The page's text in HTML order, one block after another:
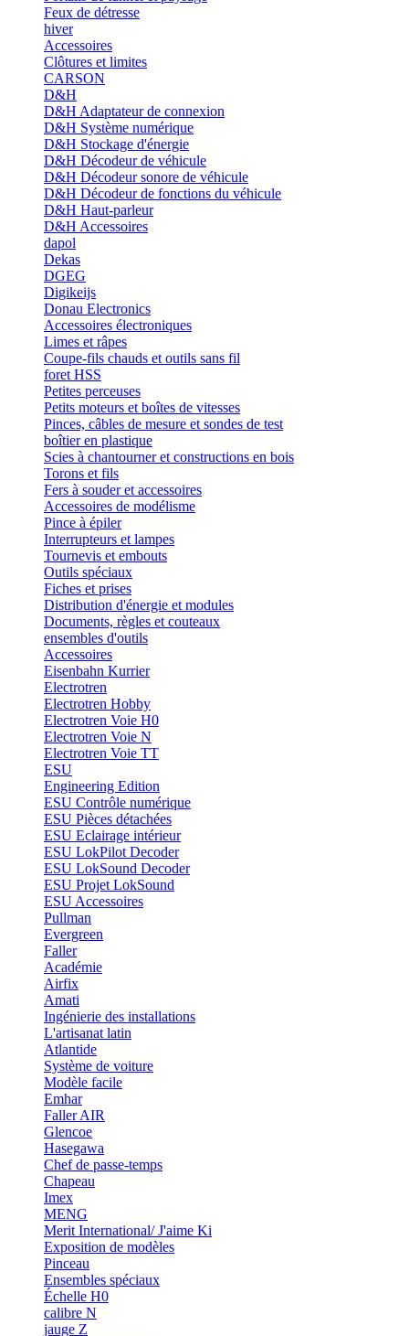
Feux de détresse
hiver
Accessoires
Clôtures et limites
CARSON
D&H
D&H Adaptateur de connexion
D&H Système numérique
D&H Stockage d'énergie
D&H Décodeur de véhicule
D&H Décodeur sonore de véhicule
D&H Décodeur de fonctions du véhicule
D&H Haut-parleur
D&H Accessoires
dapol
Dekas
DGEG
Digikeijs
Donau Electronics
Accessoires électroniques
Limes et râpes
Coupe-fils chauds et outils sans fil
foret HSS
Petites perceuses
Petits moteurs et boîtes de vitesses
Pinces, câbles de mesure et sondes de test
boîtier en plastique
Scies à chantourner et constructions en bois
Torons et fils
Fers à souder et accessoires
Accessoires de modélisme
Pince à épiler
Interrupteurs et lampes
Tournevis et embouts
Outils spéciaux
Fiches et prises
Distribution d'énergie et modules
Documents, règles et couteaux
ensembles d'outils
Accessoires
Eisenbahn Kurrier
Electrotren
Electrotren Hobby
Electrotren Voie H0
Electrotren Voie N
Electrotren Voie TT
ESU
Engineering Edition
ESU Contrôle numérique
ESU Pièces détachées
ESU Eclairage intérieur
ESU LokPilot Decoder
ESU LokSound Decoder
ESU Projet LokSound
ESU Accessoires
Pullman
Evergreen
Faller
Académie
Airfix
Amati
Ingénierie des installations
L'artisanat latin
Atlantide
Système de voiture
Modèle facile
Emhar
Faller AIR
Glencoe
Hasegawa
Chef de passe-temps
Chapeau
Imex
MENG
Merit International/ J'aime Ki
Exposition de modèles
Pinceau
Ensembles spéciaux
Échelle H0
calibre N
jauge Z